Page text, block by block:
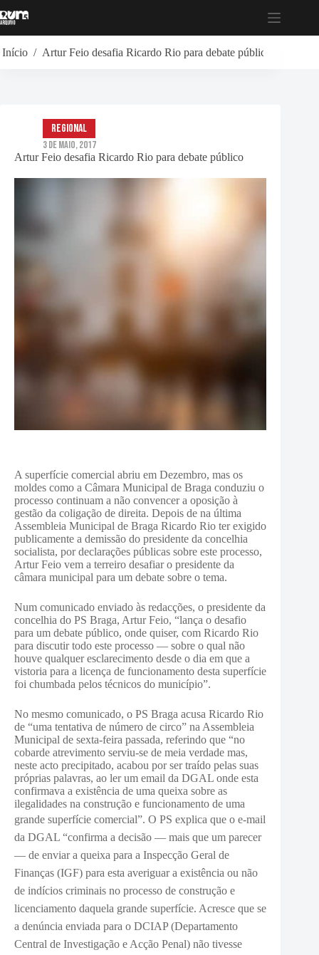
para
Início / Artur Feio desafia Ricardo Rio para debate público
Artur Feio desafia Ricardo Rio para debate público
Regional
3 de Maio, 2017
A superfície comercial abriu em Dezembro, mas os
moldes como a Câmara Municipal de Braga conduziu o
processo continuam a não convencer a oposição à
gestão da coligação de direita. Depois de na última
Assembleia Municipal de Braga Ricardo Rio ter exigido
publicamente a demissão do presidente da concelhia
socialista, por declarações públicas sobre este processo,
Artur Feio vem a terreiro desafiar o presidente da
câmara municipal para um debate sobre o tema.
Num comunicado enviado às redacções, o presidente da
concelhia do PS Braga, Artur Feio, “lança o desafio
para um debate público, onde quiser, com Ricardo Rio
para discutir todo este processo — sobre o qual não
houve qualquer esclarecimento desde o dia em que a
vistoria para a licença de funcionamento desta superfície
foi chumbada pelos técnicos do município”.
No mesmo comunicado, o PS Braga acusa Ricardo Rio
de “uma tentativa de número de circo” na Assembleia
Municipal de sexta-feira passada, referindo que “no
cobarde atrevimento serviu-se de meia verdade mas,
neste acto precipitado, acabou por ser traído pelas suas
próprias palavras, ao ler um email da DGAL onde esta
confirmava a existência de uma queixa sobre as
ilegalidades na construção e funcionamento de uma
grande superfície comercial”. O PS explica que o e-mail
da DGAL “confirma a decisão — mais que um parecer
— de enviar a queixa para a Inspecção Geral de
Finanças (IGF) para esta averiguar a existência ou não
de indícios criminais no processo de construção e
licenciamento daquela grande superfície. Acresce que se
a denúncia enviada para o DCIAP (Departamento
Central de Investigação e Acção Penal) não tivesse